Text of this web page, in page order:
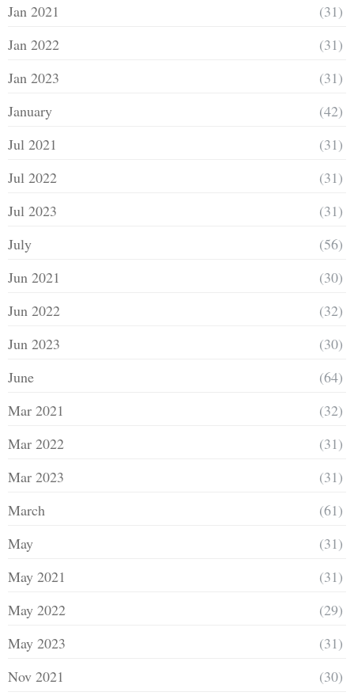
Jan 2021
(31)
Jan 2022
(31)
Jan 2023
(31)
January
(42)
Jul 2021
(31)
Jul 2022
(31)
Jul 2023
(31)
July
(56)
Jun 2021
(30)
Jun 2022
(32)
Jun 2023
(30)
June
(64)
Mar 2021
(32)
Mar 2022
(31)
Mar 2023
(31)
March
(61)
May
(31)
May 2021
(31)
May 2022
(29)
May 2023
(31)
Nov 2021
(30)